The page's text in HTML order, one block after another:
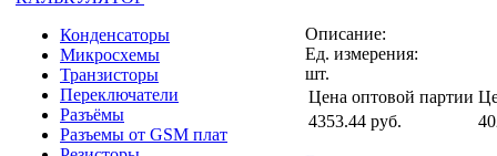
Конденсаторы
Микросхемы
Транзисторы
Переключатели
Разъёмы
Разъемы от GSM плат
Описание:
Ед. измерения:
шт.
Цена оптовой партии
4353.44 руб.